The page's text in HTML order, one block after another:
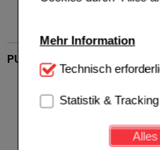
Mehr Information
Technisch
Website notwendig
Kundenkonto),
werden kann.
Technisch
Statistik & Tracking
PURE ENCAPSULATIONS
180St Kapseln